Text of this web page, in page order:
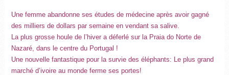
Une femme abandonne ses études de médecine après avoir gagné
des milliers de dollars par semaine en vendant sa salive.
La plus grosse houle de l’hiver a déferlé sur la Praia do Norte de
Nazaré, dans le centre du Portugal !
Une nouvelle fantastique pour la survie des éléphants: Le plus grand
marché d’ivoire au monde ferme ses portes!